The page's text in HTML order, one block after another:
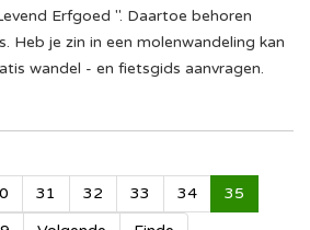
Erfgoed ". Daartoe behoren
Heb je zin in een molenwandeling kan
wandel - en fietsgids aanvragen.
31 32 33 34
35